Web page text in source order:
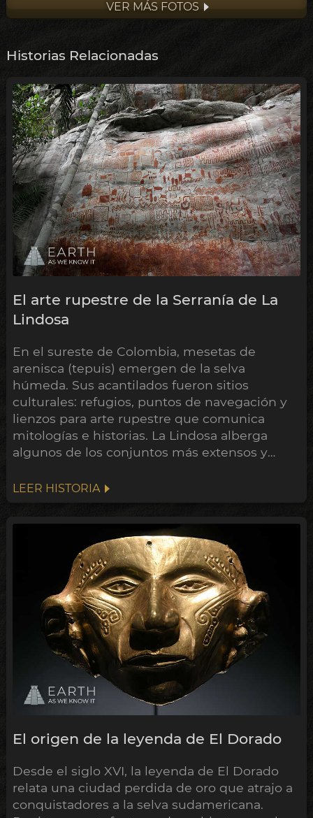
VER MÁS FOTOS
Historias Relacionadas
El arte rupestre de la Serranía de La
Lindosa
En el sureste de Colombia, mesetas de
arenisca (tepuis) emergen de la selva
húmeda. Sus acantilados fueron sitios
culturales: refugios, puntos de navegación y
lienzos para arte rupestre que comunica
mitologías e historias. La Lindosa alberga
algunos de los conjuntos más extensos y
LEER HISTORIA
El origen de la leyenda de El Dorado
Desde el siglo XVI, la leyenda de El Dorado
relata una ciudad perdida de oro que atrajo a
conquistadores a la selva sudamericana.